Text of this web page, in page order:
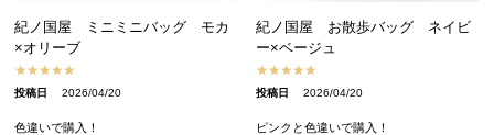
紀ノ国屋 ミニミニバッグ モカ
×オリーブ
投稿日 2026/04/20
色違いで購入！
紀ノ国屋 お散歩バッグ ネイビ
ー×ベージュ
投稿日 2026/04/20
ピンクと色違いで購入！